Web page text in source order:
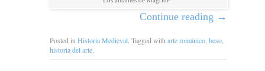
Continue reading →
Posted in Historia Medieval. Tagged with arte románico beso
historia del arte.